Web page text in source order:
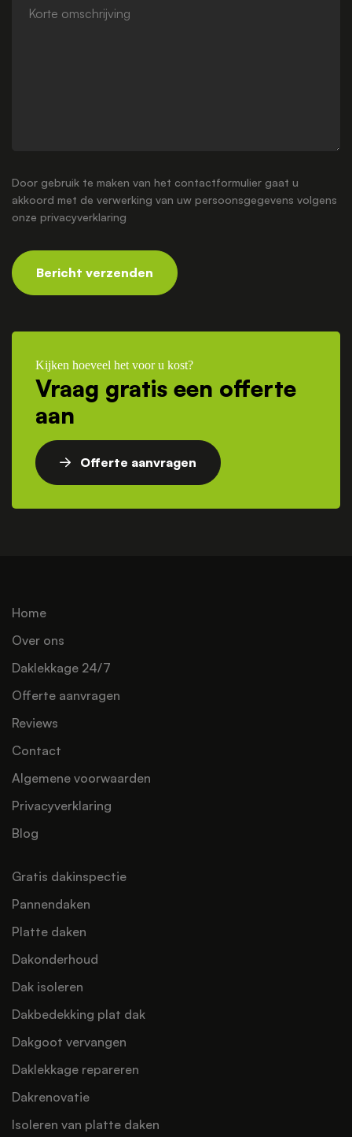
omschrijving
Door gebruik te maken van het contactformulier gaat u
akkoord met de verwerking van uw persoonsgegevens volgens
onze privacyverklaring
Bericht verzenden
Kijken hoeveel het voor u kost?
Vraag gratis een offerte
aan
Offerte aanvragen
Home
Over ons
Daklekkage 24/7
Offerte aanvragen
Reviews
Contact
Algemene voorwaarden
Privacyverklaring
Blog
Gratis dakinspectie
Pannendaken
Platte daken
Dakonderhoud
Dak isoleren
Dakbedekking plat dak
Dakgoot vervangen
Daklekkage repareren
Dakrenovatie
Isoleren van platte daken